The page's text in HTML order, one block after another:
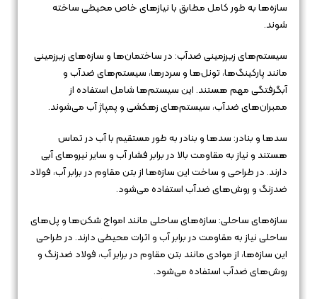
سازه‌ها به طور کامل مطابق با نیازهای خاص محیطی ساخته
شوند.
سیستم‌های زیرزمینی ضدآب: در ساختمان‌ها و سازه‌های زیرزمینی
مانند پارکینگ‌ها، تونل‌ها و سردرها، سیستم‌های ضدآب و
آبگرفتگی مهم هستند. این سیستم‌ها شامل استفاده از
ممبران‌های ضدآب، سیستم‌های زهکشی و پمپاژ آب می‌شوند.
سد‌ها و بنادر: سد‌ها و بنادر به طور مستقیم با آب در تماس
هستند و نیاز به مقاومت بالا در برابر فشار آب و سایر نیروهای آبی
دارند. در طراحی و ساخت این سازه‌ها از بتن مقاوم در برابر آب، فولاد
ضدزنگ و روش‌های ضدآب استفاده می‌شود.
سازه‌های ساحلی: سازه‌های ساحلی مانند امواج شکن‌ها و پل‌های
ساحلی نیاز به مقاومت در برابر آب و اثرات محیطی دارند. در طراحی
این سازه‌ها، از موادی مانند بتن مقاوم در برابر آب، فولاد ضدزنگ و
روش‌های ضدآب استفاده می‌شود.